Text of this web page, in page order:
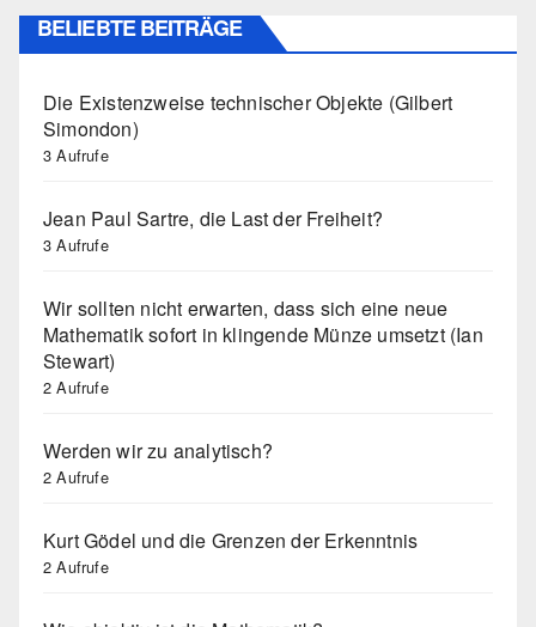
BELIEBTE BEITRÄGE
Die Existenzweise technischer Objekte (Gilbert
Simondon)
3 Aufrufe
Jean Paul Sartre, die Last der Freiheit?
3 Aufrufe
Wir sollten nicht erwarten, dass sich eine neue
Mathematik sofort in klingende Münze umsetzt (Ian
Stewart)
2 Aufrufe
Werden wir zu analytisch?
2 Aufrufe
Kurt Gödel und die Grenzen der Erkenntnis
2 Aufrufe